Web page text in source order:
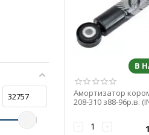
В
Амортизатор
208-310 з88-96р.в.
+
−